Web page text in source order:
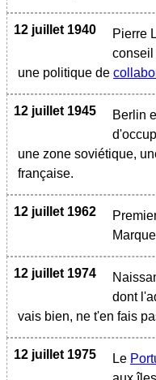
12 juillet 1940
Pierre
conseil
une politique de
12 juillet 1945
Berlin
une zone soviétique,
française.
12 juillet 1962
12 juillet 1974
dont
vais bien, ne t'en fais
12 juillet 1975 Le